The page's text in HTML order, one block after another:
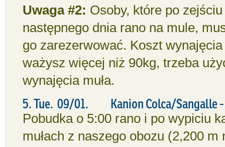
Uwaga #2: Osoby, które po
następnego dnia rano na mule,
go zarezerwować. Koszt
ważysz więcej niż 90kg, trzeba
wynajęcia muła.
5. Tue. 09/01. Kanion Colca/Sangalle -
Pobudka o 5:00 rano i po wypiciu
mułach z naszego obozu (2,200